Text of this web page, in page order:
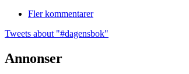
Fler kommentarer
Tweets about "#dagensbok"
Annonser